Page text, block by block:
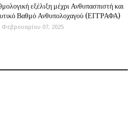
εξέλιξη μέχρι Ανθυπασπιστή και
Βαθμό Ανθυπολοχαγού (ΕΓΓΡΑΦΑ)
07, 2025